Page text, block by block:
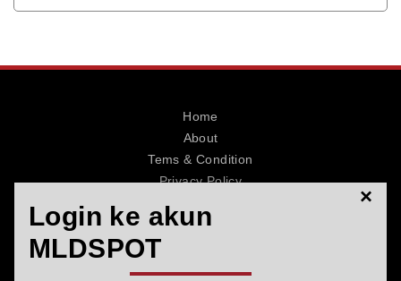
Home
About
Tems & Condition
Privacy Policy
Login ke akun
MLDSPOT
×